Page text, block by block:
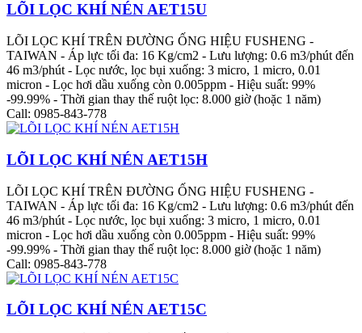
LÕI LỌC KHÍ NÉN AET15U
LÕI LỌC KHÍ TRÊN ĐƯỜNG ỐNG HIỆU FUSHENG -
TAIWAN - Áp lực tối đa: 16 Kg/cm2 - Lưu lượng: 0.6 m3/phút đến
46 m3/phút - Lọc nước, lọc bụi xuống: 3 micro, 1 micro, 0.01
micron - Lọc hơi dầu xuống còn 0.005ppm - Hiệu suất: 99%
-99.99% - Thời gian thay thế ruột lọc: 8.000 giờ (hoặc 1 năm)
Call: 0985-843-778
LÕI LỌC KHÍ NÉN AET15H
LÕI LỌC KHÍ TRÊN ĐƯỜNG ỐNG HIỆU FUSHENG -
TAIWAN - Áp lực tối đa: 16 Kg/cm2 - Lưu lượng: 0.6 m3/phút đến
46 m3/phút - Lọc nước, lọc bụi xuống: 3 micro, 1 micro, 0.01
micron - Lọc hơi dầu xuống còn 0.005ppm - Hiệu suất: 99%
-99.99% - Thời gian thay thế ruột lọc: 8.000 giờ (hoặc 1 năm)
Call: 0985-843-778
LÕI LỌC KHÍ NÉN AET15C